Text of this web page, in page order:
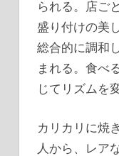
られる。店ご
盛り付けの美
総合的に調和
まれる。食べ
じてリズムを
カリカリに焼
人から、レア